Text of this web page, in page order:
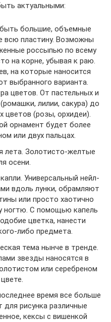
актуальными:
большие, объемные
пластину. Возможны
россыпью по всему
на корне, убывая к раю.
на которые наносится
выбранного варианта.
цветов. От пастельных и
лилии, сакура) до
цветов (розы, орхидеи).
орнамент будет более
или двух пальцах.
лета. Золотисто-желтые
осени.
Универсальный нейл-
вдоль лунки, обрамляют
или просто хаотично
ногтю. С помощью капель
цветка, нанести
либо предмета.
тема нынче в тренде.
звезды наносятся в
или серебреном
цвете.
время все больше
рисунка различные
кексы с вишенкой